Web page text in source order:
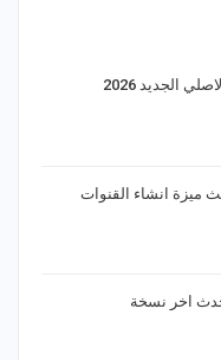
الجديد 2026
ميزة انشاء القنوات
اخر نسخة